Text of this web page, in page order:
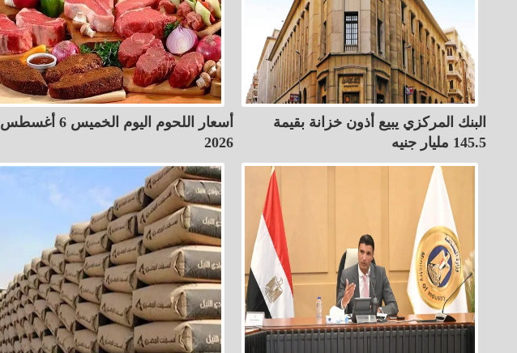
البنك المركزي يبيع أذون خزانة بقيمة
145.5 مليار جنيه
أسعار اللحوم اليوم الخميس 6 أغسطس
2026